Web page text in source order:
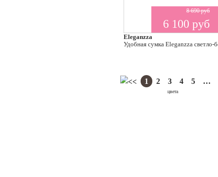
8 690 руб
6 100 руб
Eleganzza
Удобная сумка Eleganzza светло-
1 2 3 4 5 …